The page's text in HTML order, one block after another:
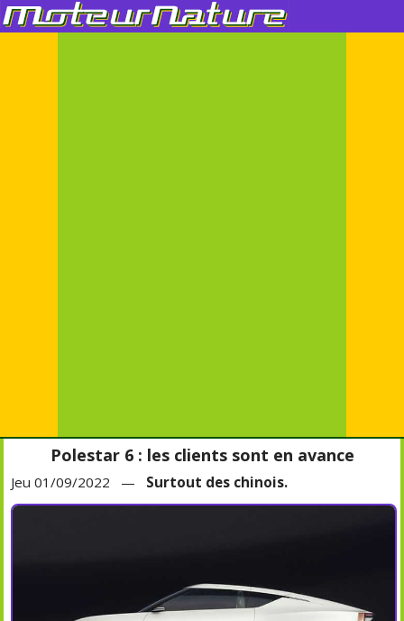
Polestar 6 : les clients sont en avance
Jeu 01/09/2022 — Surtout des chinois.